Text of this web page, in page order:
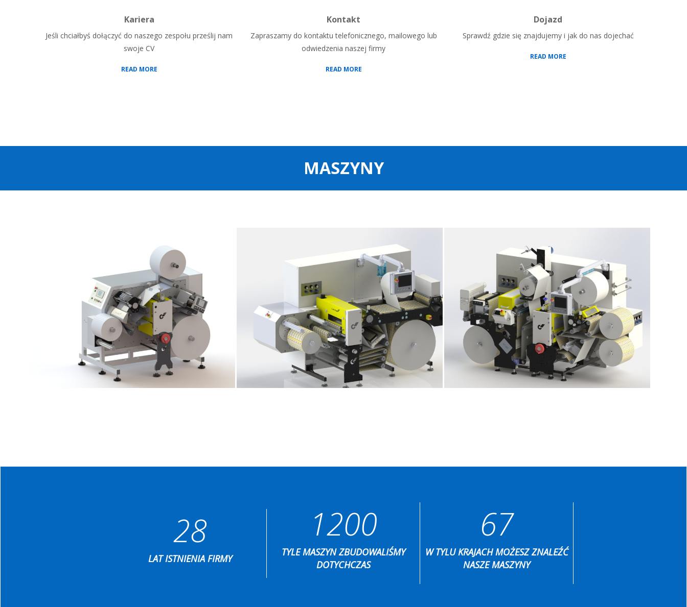
Kariera
Jeśli chciałbyś dołączyć do naszego zespołu prześlij nam
swoje CV
READ MORE
Kontakt
Zapraszamy do kontaktu telefonicznego, mailowego lub
odwiedzenia naszej firmy
READ MORE
Dojazd
Sprawdź gdzie się znajdujemy i jak do nas dojechać
READ MORE
MASZYNY
28
LAT ISTNIENIA FIRMY
1200
TYLE MASZYN ZBUDOWALIŚMY
DOTYCHCZAS
67
W TYLU KRAJACH MOŻESZ ZNALEŹĆ
NASZE MASZYNY